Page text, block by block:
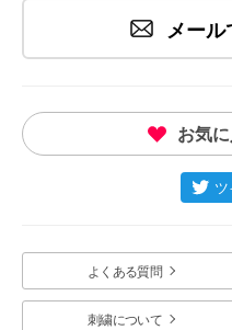
メール
お気
よくある質問
刺繍について